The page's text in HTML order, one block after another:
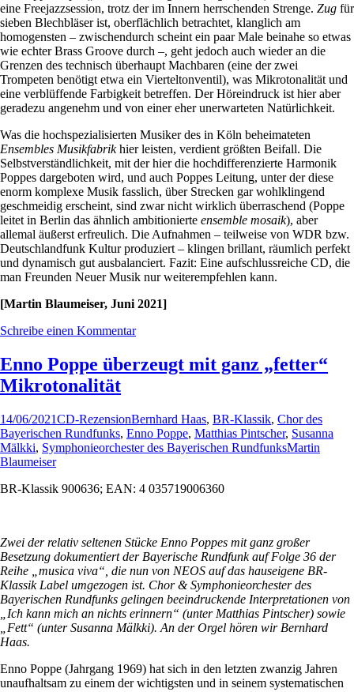
eine Freejazzsession, trotz der im Innern herrschenden Strenge. Zug für
sieben Blechbläser ist, oberflächlich betrachtet, klanglich am
homogensten – zwischendurch scheint ein paar Male beinahe so etwas
wie echter Brass Groove durch –, geht jedoch auch wieder an die
Grenzen des technisch überhaupt Machbaren (eine der zwei
Trompeten benötigt etwa ein Vierteltonventil), was Mikrotonalität und
eine verblüffende Farbigkeit betreffen. Der Höreindruck ist hier aber
geradezu angenehm und von einer eher unerwarteten Natürlichkeit.
Was die hochspezialisierten Musiker des in Köln beheimateten
Ensembles Musikfabrikhier leisten, verdient größten Beifall. Die
Selbstverständlichkeit, mit der hier die hochdifferenzierte Harmonik
Poppes dargeboten wird, und auch Poppes Leitung, unter der diese
enorm komplexe Musik fasslich, über Strecken gar wohlklingend
geschmeidig erscheint, sind zwar nicht wirklich überraschend (Poppe
leitet in Berlin das ähnlich ambitionierte ensemble mosaik), aber
allemal äußerst erfreulich. Die Aufnahmen – teilweise von WDR bzw.
Deutschlandfunk Kultur produziert – klingen brillant, räumlich perfekt
und dynamisch gut ausbalanciert. Fazit: Eine aufschlussreiche CD, die
man Freunden Neuer Musik nur weiterempfehlen kann.
[Martin Blaumeiser, Juni 2021]
Schreibe einen Kommentar
Enno Poppe überzeugt mit ganz „fetter“
Mikrotonalität
14/06/2021CD-RezensionBernhard Haas, BR-Klassik, Chor des
Bayerischen Rundfunks, Enno Poppe, Matthias Pintscher, Susanna
Mälkki, Symphonieorchester des Bayerischen RundfunksMartin
Blaumeiser
BR-Klassik 900636; EAN: 4 035719006360
Zwei der relativ seltenen Stücke Enno Poppes mit ganz großer
Besetzung dokumentiert der Bayerische Rundfunk auf Folge 36 der
Reihe „musica viva“, die nun von NEOS auf das hauseigene BR-
Klassik Label umgezogen ist. Chor & Symphonieorchester des
Bayerischen Rundfunks gelingen beeindruckende Interpretationen von
„Ich kann mich an nichts erinnern“ (unter Matthias Pintscher) sowie
„Fett“ (unter Susanna Mälkki). An der Orgel hören wir Bernhard
Haas.
Enno Poppe (Jahrgang 1969) hat sich in den letzten zwanzig Jahren
unaufhaltsam zu einem der wichtigsten und in seinem systematischen